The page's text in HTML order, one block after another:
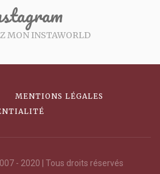
MON INSTAWORLD
MENTIONS LÉGALES
- 2020 | Tous droits réservés